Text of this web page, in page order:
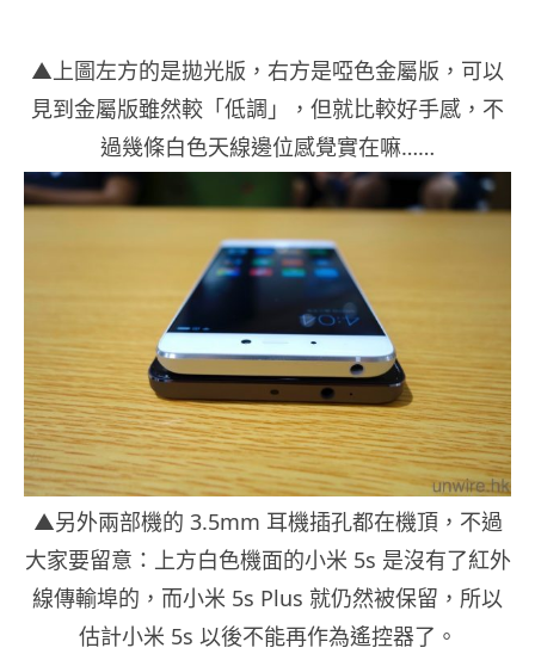
▲上圖左方的是拋光版，右方是啞色金屬版，可以
見到金屬版雖然較「低調」，但就比較好手感，不
過幾條白色天線邊位感覺實在嘛……
▲另外兩部機的 3.5mm 耳機插孔都在機頂，不過
大家要留意：上方白色機面的小米 5s 是沒有了紅外
線傳輸埠的，而小米 5s Plus 就仍然被保留，所以
估計小米 5s 以後不能再作為遙控器了。